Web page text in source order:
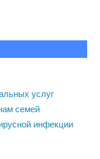
услуг
семей
инфекции